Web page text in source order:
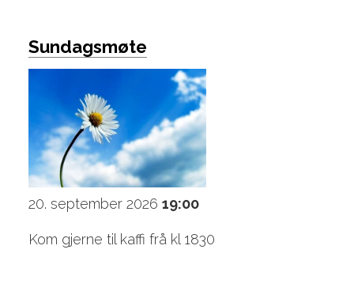
Sundagsmøte
20. september 2026 19:00
Kom gjerne til kaffi frå kl 1830